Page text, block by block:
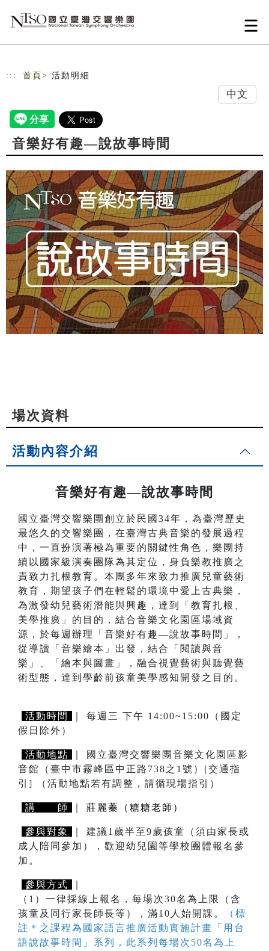
::: 首頁 > 活動明細
中文
音樂好有趣—說故事時間
場次資料
活動內容介紹
音樂好有趣—說故事時間
國立臺灣交響樂團創立於民國34年，為臺灣歷史
最悠久的交響樂團，在臺灣古典音樂的發展過程
中，一直扮演著極為重要的關鍵性角色，樂團持
續以國家級演奏團隊為其定位，身負樂教推廣之
責致力扎根教育。本團多年來致力推廣兒童藝術
教育，期望孩子們在輕鬆的環境中愛上古典樂，
為激發幼兒藝術潛能與興趣，達到「教育扎根、
美學推廣」的目的，結合音樂文化園區場域資
源，於每週辦理「音樂好有趣—說故事時間」，
從導讀「音樂繪本」出發，結合「閱讀與音
樂」、「繪本與圖畫」，融合視覺藝術與聽覺藝
術型態，達到學齡前孩童美學感知開發之目的。
活動時間
｜ 每週三 下午 14:00~15:00（國定
假日除外）
活動地點
｜ 國立臺灣交響樂團音樂文化園區影
音館（臺中市霧峰區中正路738之1號） [交通指
引]
（活動地點若有調整，請循現場指引）
講 師 莊麗蓁（糖糖老師）
參與對象
｜ 建議1歲半至9歲孩童（須由家長或
成人陪同參加），歡迎幼兒園等學校團體報名參
加。
參與方式
（1）一律採線上報名，每場次30名為上限（含
孩童及同行家長師長等），滿10人始開課。
（標
註＊之課程為國家語言推廣活動實施計畫「用台
語說故事時間」系列，此系列每場次50名為上